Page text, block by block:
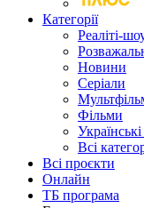
Категорії
Реаліті-
Новини
Серіали
Фільми
Всі
Всі проєкти
Онлайн
ТБ програма